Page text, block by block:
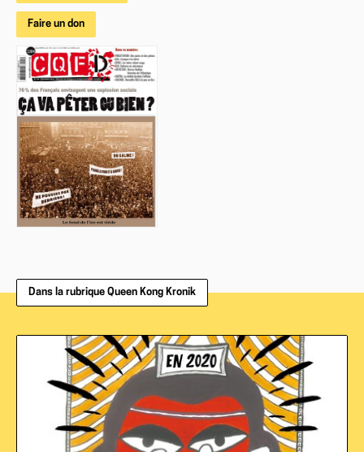
Faire un don
Dans la rubrique Queen Kong Kronik